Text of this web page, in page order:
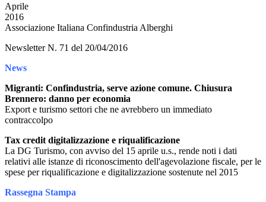
Aprile
2016
Associazione Italiana Confindustria Alberghi
Newsletter N. 71 del 20/04/2016
News
Migranti: Confindustria, serve azione comune. Chiusura
Brennero: danno per economia
Export e turismo settori che ne avrebbero un immediato
contraccolpo
Tax credit digitalizzazione e riqualificazione
La DG Turismo, con avviso del 15 aprile u.s., rende noti i dati
relativi alle istanze di riconoscimento dell'agevolazione fiscale, per le
spese per riqualificazione e digitalizzazione sostenute nel 2015
Rassegna Stampa